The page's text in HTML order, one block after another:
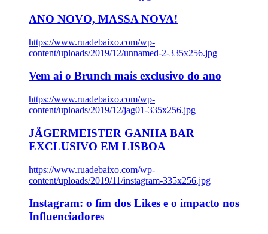
ANO NOVO, MASSA NOVA!
https://www.ruadebaixo.com/wp-
content/uploads/2019/12/unnamed-2-335x256.jpg
Vem ai o Brunch mais exclusivo do ano
https://www.ruadebaixo.com/wp-
content/uploads/2019/12/jag01-335x256.jpg
JÄGERMEISTER GANHA BAR
EXCLUSIVO EM LISBOA
https://www.ruadebaixo.com/wp-
content/uploads/2019/11/instagram-335x256.jpg
Instagram: o fim dos Likes e o impacto nos
Influenciadores